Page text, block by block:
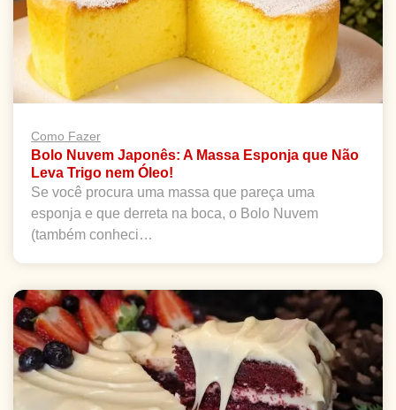
Como Fazer
Bolo Nuvem Japonês: A Massa Esponja que Não
Leva Trigo nem Óleo!
Se você procura uma massa que pareça uma
esponja e que derreta na boca, o Bolo Nuvem
(também conheci…